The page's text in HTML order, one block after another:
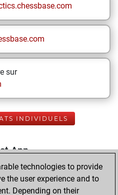
sur
INDIVIDUELS
App
technologies to provide
the user experience and to
Depending on their